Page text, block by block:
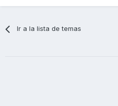
Ir a la lista de temas